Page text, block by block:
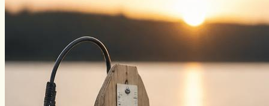
Снасти
Блесна
Воблеры
Поплавок
Виды ловли